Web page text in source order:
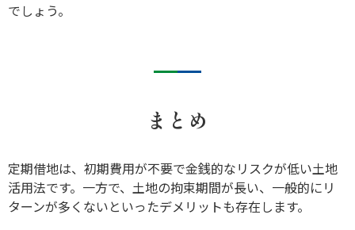
でしょう。
まとめ
定期借地は、初期費用が不要で金銭的なリスクが低い土地
活用法です。一方で、土地の拘束期間が長い、一般的にリ
ターンが多くないといったデメリットも存在します。